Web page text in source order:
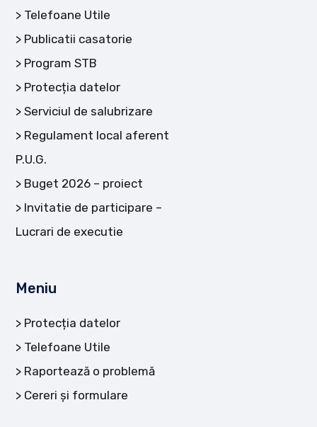
Telefoane Utile
Publicatii casatorie
Program STB
Protecția datelor
Serviciul de salubrizare
Regulament local aferent
P.U.G.
Buget 2026 – proiect
Invitatie de participare –
Lucrari de executie
Meniu
Protecția datelor
Telefoane Utile
Raportează o problemă
Cereri și formulare